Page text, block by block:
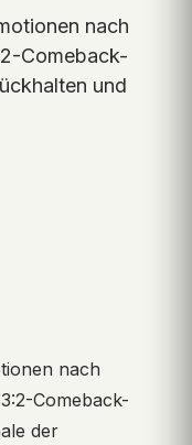
nach
Comeback-
und
nach
Comeback-
der